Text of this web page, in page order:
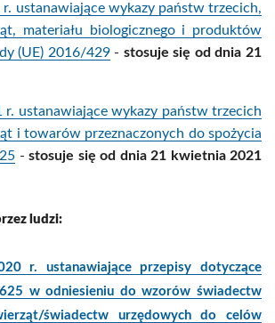
ustanawiające wykazy państw trzecich,
materiału biologicznego i produktów
(UE) 2016/429- stosuje się od dnia 21
r. ustanawiające wykazy państw trzecich
i towarów przeznaczonych do spożycia
-stosuje się od dnia 21 kwietnia 2021
ludzi:
r. ustanawiające przepisy dotyczące
w odniesieniu do wzorów świadectw
świadectw urzędowych do celów